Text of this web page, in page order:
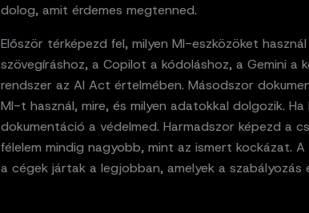
dolog, amit érdemes megtenned.
Először térképezd fel, milyen MI-eszközöket
szövegíráshoz, a Copilot a kódoláshoz, a Gemini a
rendszer az AI Act értelmében. Másodszor
MI-t használ, mire, és milyen adatokkal dolgozik.
dokumentáció a védelmed. Harmadszor képezd a
félelem mindig nagyobb, mint az ismert kockázat. A
a cégek jártak a legjobban, amelyek a szabályozás